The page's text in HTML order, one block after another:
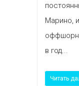
Марино,
в год...
Читать